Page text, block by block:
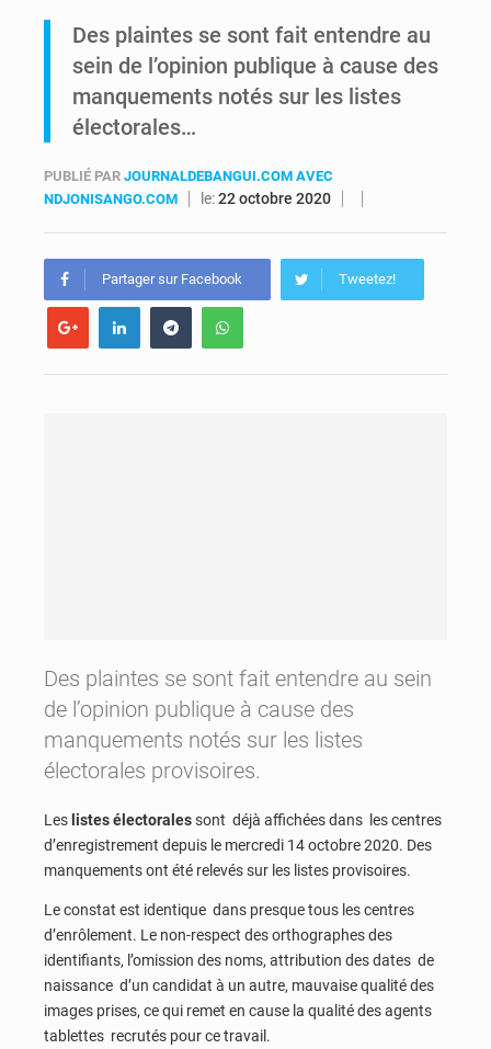
Comment des milliers d’Africains protègent et font fructifier leur argent avec l’USDT
Des plaintes se sont fait entendre au
sein de l’opinion publique à cause des
manquements notés sur les listes
électorales…
PUBLIÉ PAR JOURNALDEBANGUI.COM AVEC
NDJONISANGO.COM
le:22 octobre 2020
Partager sur Facebook Tweetez!
Des plaintes se sont fait entendre au sein
de l’opinion publique à cause des
manquements notés sur les listes
électorales provisoires.
Les listes électoralessont déjà affichées dans les centres
d’enregistrement depuis le mercredi 14 octobre 2020. Des
manquements ont été relevés sur les listes provisoires.
Le constat est identique dans presque tous les centres
d’enrôlement. Le non-respect des orthographes des
identifiants, l’omission des noms, attribution des dates de
naissance d’un candidat à un autre, mauvaise qualité des
images prises, ce qui remet en cause la qualité des agents
tablettes recrutés pour ce travail.